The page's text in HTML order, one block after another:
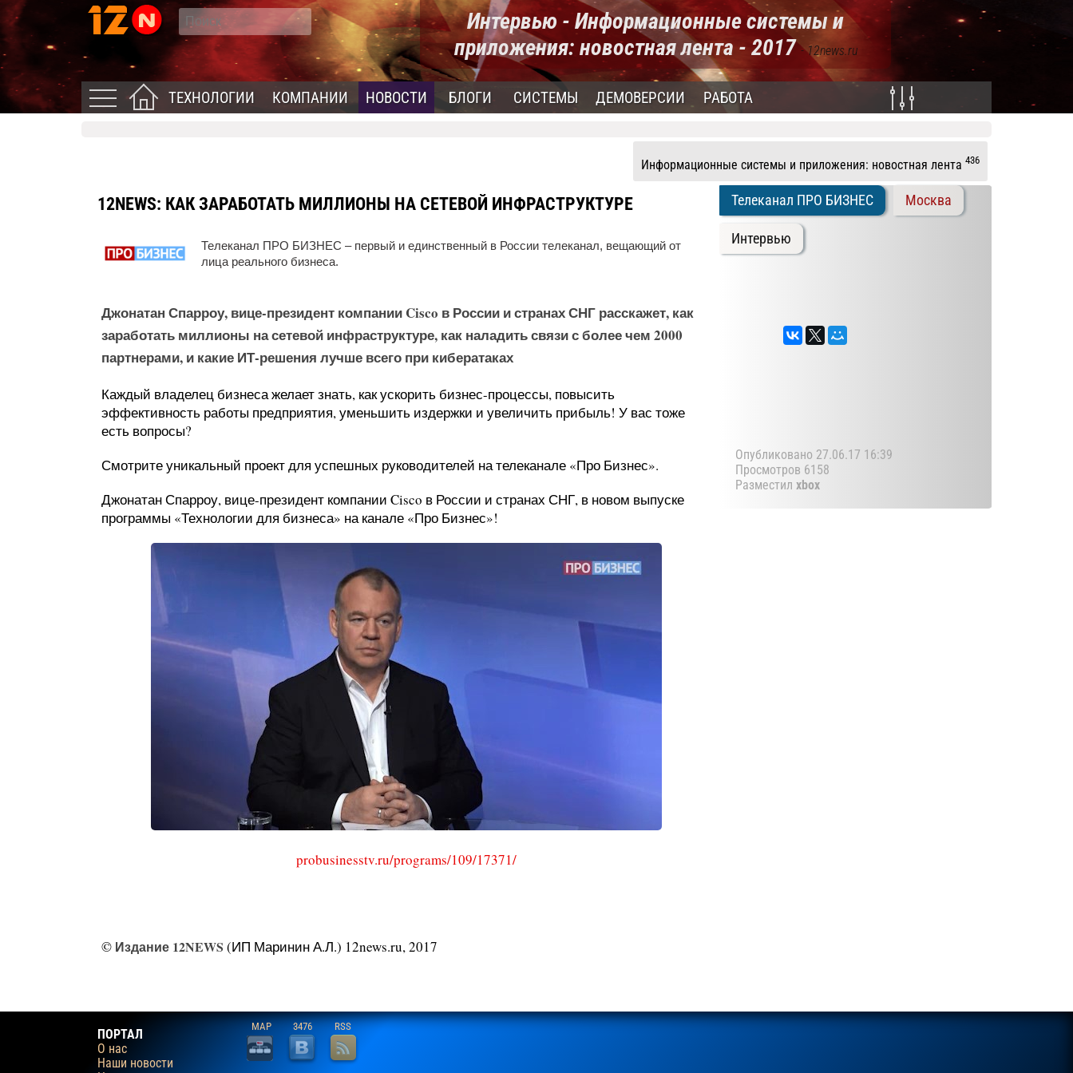
Интервью - Информационные системы и
приложения: новостная лента - 2017- 12news.ru
ТЕХНОЛОГИИ КОМПАНИИ НОВОСТИ БЛОГИ СИСТЕМЫ ДЕМОВЕРСИИ РАБОТА
Информационные системы и приложения: новостная лента 436
12NEWS: КАК ЗАРАБОТАТЬ МИЛЛИОНЫ НА СЕТЕВОЙ ИНФРАСТРУКТУРЕ
Телеканал ПРО БИЗНЕС – первый и единственный в России телеканал, вещающий от
лица реального бизнеса.
Джонатан Спарроу, вице-президент компании Cisco в России и странах СНГ расскажет, как
заработать миллионы на сетевой инфраструктуре, как наладить связи с более чем 2000
партнерами, и какие ИТ-решения лучше всего при кибератаках
Каждый владелец бизнеса желает знать, как ускорить бизнес-процессы, повысить
эффективность работы предприятия, уменьшить издержки и увеличить прибыль! У вас тоже
есть вопросы?
Смотрите уникальный проект для успешных руководителей на телеканале «Про Бизнес».
Джонатан Спарроу, вице-президент компании Cisco в России и странах СНГ, в новом выпуске
программы «Технологии для бизнеса» на канале «Про Бизнес»!
probusinesstv.ru/programs/109/17371/
© Издание 12NEWS (ИП Маринин А.Л.) 12news.ru, 2017
Телеканал ПРО БИЗНЕС Москва
Интервью
Опубликовано 27.06.17 16:39
Просмотров 6158
Разместил xbox
ПОРТАЛ
О нас
Наши новости
MAP 3476 RSS